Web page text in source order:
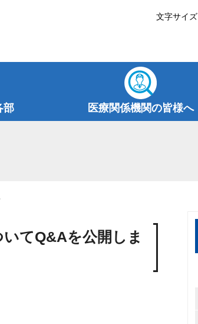
文字サイズ
部 医療関係機関の皆様へ
てQ&Aを公開しま